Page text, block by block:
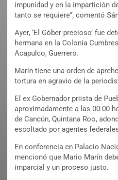
impunidad y en la impartición
tanto se requiere”, comentó
Ayer, ‘El Góber precioso’ fue
hermana en la Colonia
Acapulco, Guerrero.
Marín tiene una orden de
tortura en agravio de la
El ex Gobernador priista de
aproximadamente a las 00:00
de Cancún, Quintana Roo,
escoltado por agentes
En conferencia en Palacio
mencionó que Mario Marín
imparcial y un proceso justo.